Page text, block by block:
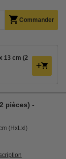
Commander
13 cm (2
pièces) -
(HxLxl)